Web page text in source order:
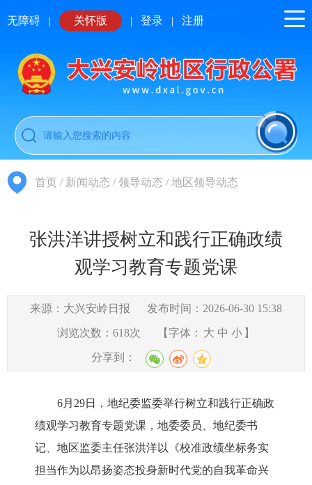
无障碍 | 关怀版 | 登录 | 注册
首页 / 新闻动态 /领导动态 /地区领导动态
张洪洋讲授树立和践行正确政绩
观学习教育专题党课
来源：大兴安岭日报 发布时间：2026-06-30 15:38
浏览次数： 618次 【字体： 大 中 小 】
分享到：
6月 29日，地纪委监委举行树立和践行正确政
绩观学习教育专题党课 ， 地委委员、地纪委书
记、地区监委主任张洪洋以《校准政绩坐标务实
担当作为 以昂扬姿态投身新时代党的自我革命兴